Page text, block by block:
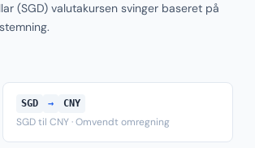
(SGD) valutakursen svinger baseret på
SGD → CNY
SGD til CNY · Omvendt omregning